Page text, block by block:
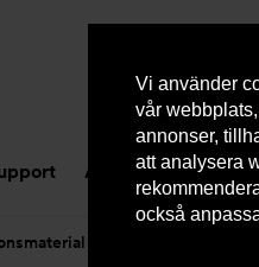
Vi använder
vår
annonser,
att analysera
också
Aktuellt Om